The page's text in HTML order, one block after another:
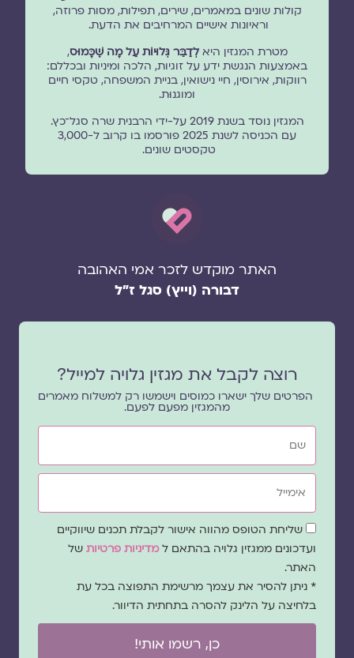
קולות שונים במאמרים, שירים, תפילות, מסות פרוזה,
וראיונות אישיים המרחיבים את הדעת.
מטרת המגזין היאלְדַבֵּר גְּלוּיוֹת עַל מָה שֶׁכָּמוּס,
באמצעות הנגשת ידע על זוגיות, הלכה ומיניות ובכללם:
רווקות, אירוסין, חיי נישואין, בניית המשפחה, טקסי חיים
ומוגנוּת.
המגזין נוסד בשנת 2019 על-ידי הרבנית שרה סגל־כץ.
עם הכניסה לשנת 2025 פורסמו בו קרוב ל-3,000
טקסטים שונים.
האתר מוקדש לזכר אמי האהובה
דבורה (וייץ) סגל ז"ל
רוצה לקבל את מגזין גלויה למייל?
הפרטים שלך ישארו כמוסים וישמשו רק למשלוח מאמרים
מהמגזין מפעם לפעם.
שם
אימייל
שדה
הסכמה
שליחת הטופס מהווה אישור לקבלת תכנים שיווקיים
ועדכונים ממגזין גלויה בהתאם ל מדיניות פרטיותשל
האתר.
* ניתן להסיר את עצמך מרשימת התפוצה בכל עת
בלחיצה על הלינק להסרה בתחתית הדיוור.
כן, רשמו אותי!